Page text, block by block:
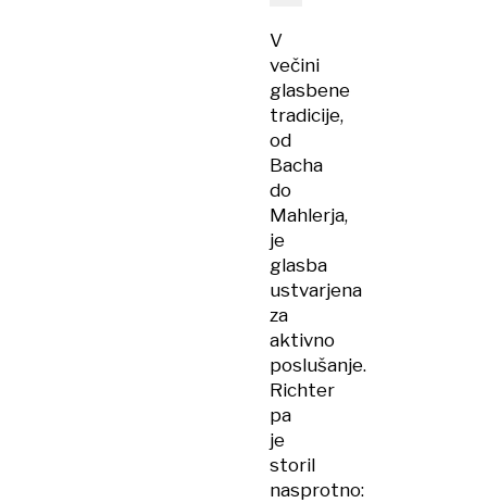
V
večini
glasbene
tradicije,
od
Bacha
do
Mahlerja,
je
glasba
ustvarjena
za
aktivno
poslušanje.
Richter
pa
je
storil
nasprotno: